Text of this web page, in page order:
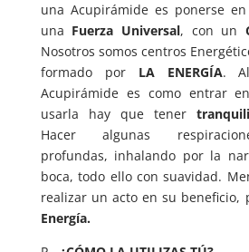
una Acupirámide es ponerse
una Fuerza Universal, con un
Nosotros somos centros
formado por LA ENERGÍA.
Acupirámide es como entrar
usarla hay que tener
Hacer algunas
profundas, inhalando por la
boca, todo ello con suavidad.
realizar un acto en su beneficio,
Energía.